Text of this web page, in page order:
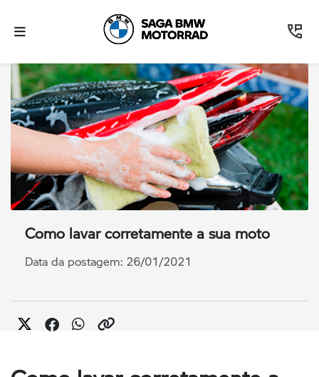
Como lavar corretamente a sua moto
Data da postagem: 26/01/2021